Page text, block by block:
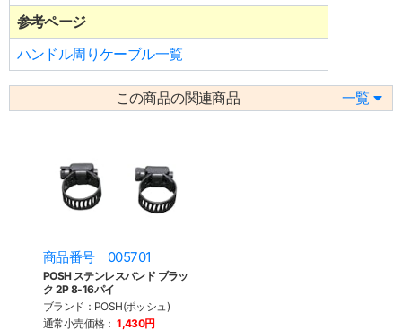
参考ページ
ハンドル周りケーブル一覧
この商品の関連商品 一覧
商品番号 005701
POSH ステンレスバンド ブラッ
ク 2P 8-16パイ
ブランド：POSH(ポッシュ)
通常小売価格： 1,430円